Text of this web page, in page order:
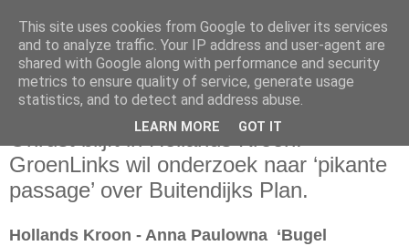
maandag 29 juli 2024
Onrust blijft in Hollands Kroon:
GroenLinks wil onderzoek naar ‘pikante
passage’ over Buitendijks Plan.
Hollands Kroon - Anna Paulowna ‘Bugel
This site uses cookies from Google to deliver its services
and to analyze traffic. Your IP address and user-agent are
shared with Google along with performance and security
metrics to ensure quality of service, generate usage
statistics, and to detect and address abuse.
LEARN MORE GOT IT